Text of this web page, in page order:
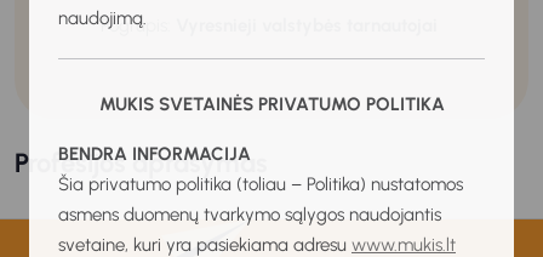
naudojimą.
MUKIS SVETAINĖS PRIVATUMO POLITIKA
BENDRA INFORMACIJA
Šia privatumo politika (toliau – Politika) nustatomos
asmens duomenų tvarkymo sąlygos naudojantis
svetaine, kuri yra pasiekiama adresu www.mukis.lt
Pogrupis:
Profesijos aprašymas